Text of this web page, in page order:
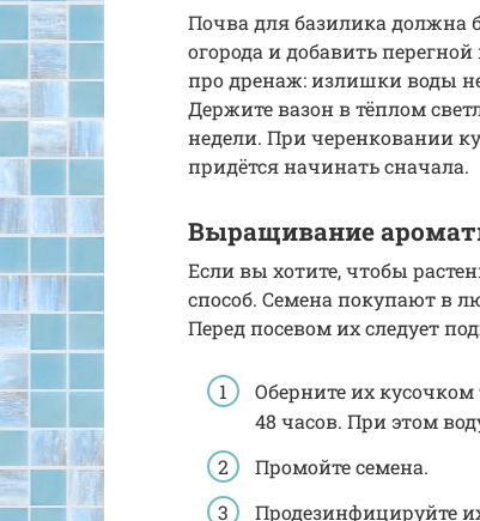
Почва для базилика должна
огорода и добавить
про дренаж: излишки воды
Держите вазон в тёплом
недели. При черенковании
придётся начинать сначала.
Выращивание
Если вы хотите, чтобы
способ. Семена покупают в
Перед посевом их следует
Оберните их
48 часов. При этом
Промойте семена.
Продезинфицируйте